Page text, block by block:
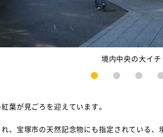
境内中央の大イチ
2 3 4 5
葉が見ごろを迎えています。
、宝塚市の天然記念物にも指定されている、